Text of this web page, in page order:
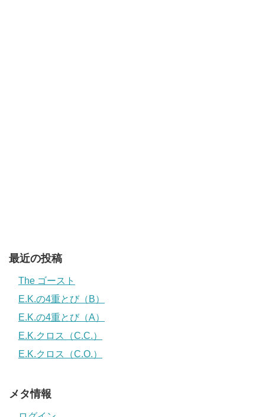
最近の投稿
The ゴースト
E.K.の4重とび（B）
E.K.の4重とび（A）
E.K.クロス（C.C.）
E.K.クロス（C.O.）
メタ情報